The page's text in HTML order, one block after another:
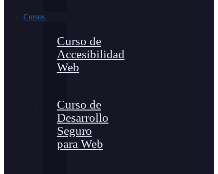
Cursos
Curso de
Accesibilidad
Web
Curso de
Desarrollo
Seguro
para Web